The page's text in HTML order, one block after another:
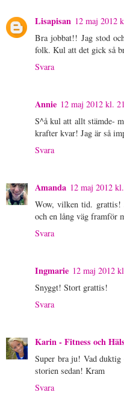
Lisapisan 12 maj 2012
Bra jobbat!! Jag stod
folk. Kul att det gick så
Svara
Annie 12 maj 2012 kl.
S^å kul att allt stämde-
krafter kvar! Jag är så
Svara
Amanda 12 maj 2012
Wow, vilken tid. grattis!
och en lång väg framför
Svara
Ingmarie 12 maj 2012
Snyggt! Stort grattis!
Svara
Karin - Fitness och
Super bra ju! Vad duktig
storien sedan! Kram
Svara